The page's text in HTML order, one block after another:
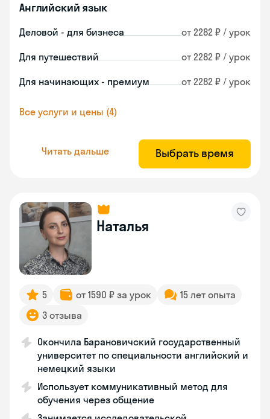
Английский язык
Деловой - для бизнеса от 2282 ₽ / урок
Для путешествий от 2282 ₽ / урок
Для начинающих - премиум от 2282 ₽ / урок
Все услуги и цены (4)
Читать дальше Выбрать время
Наталья
5 от 1590 ₽ за урок
15 лет опыта
3 отзыва
Окончила Барановичский государственный
университет по специальности английский и
немецкий языки
Использует коммуникативный метод для
обучения через общение